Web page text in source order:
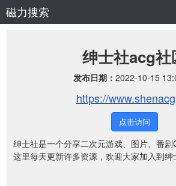
磁力搜索
绅士社acg社
发布日期： 2022-10-15
https://
点击访问
绅士社是一个分享二次元游戏、图片、番剧
这里每天更新许多资源，欢迎大家加入到绅